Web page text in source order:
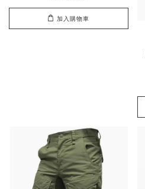
加入購物車